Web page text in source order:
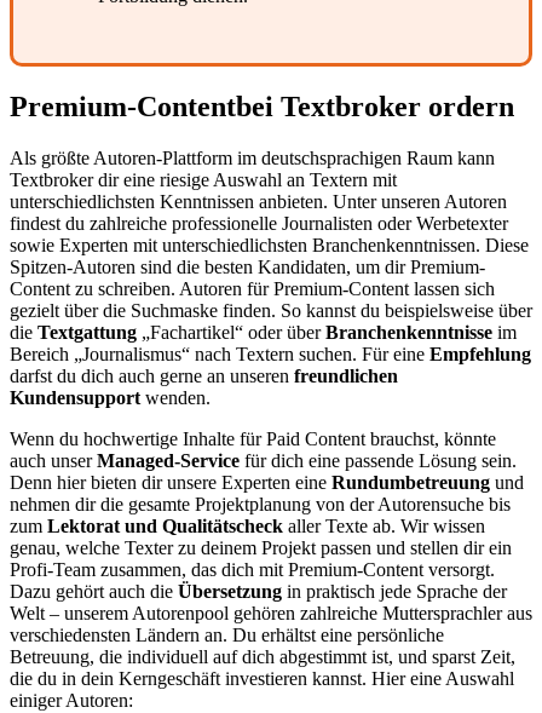
Premium-Contentbei Textbroker ordern
Als größte Autoren-Plattform im deutschsprachigen Raum kann
Textbroker dir eine riesige Auswahl an Textern mit
unterschiedlichsten Kenntnissen anbieten. Unter unseren Autoren
findest du zahlreiche professionelle Journalisten oder Werbetexter
sowie Experten mit unterschiedlichsten Branchenkenntnissen. Diese
Spitzen-Autoren sind die besten Kandidaten, um dir Premium-
Content zu schreiben. Autoren für Premium-Content lassen sich
gezielt über die Suchmaske finden. So kannst du beispielsweise über
die Textgattung „Fachartikel“ oder überBranchenkenntnisse im
Bereich „Journalismus“ nach Textern suchen. Für eine Empfehlung
darfst du dich auch gerne an unseren freundlichen
Kundensupport wenden.
Wenn du hochwertige Inhalte für Paid Content brauchst, könnte
auch unserManaged-Service für dich eine passende Lösung sein.
Denn hier bieten dir unsere Experten eine Rundumbetreuung und
nehmen dir die gesamte Projektplanung von der Autorensuche bis
zum Lektorat und Qualitätscheck aller Texte ab. Wir wissen
genau, welche Texter zu deinem Projekt passen und stellen dir ein
Profi-Team zusammen, das dich mit Premium-Content versorgt.
Dazu gehört auch die Übersetzung in praktisch jede Sprache der
Welt – unserem Autorenpool gehören zahlreiche Muttersprachler aus
verschiedensten Ländern an. Du erhältst eine persönliche
Betreuung, die individuell auf dich abgestimmt ist, und sparst Zeit,
die du in dein Kerngeschäft investieren kannst. Hier eine Auswahl
einiger Autoren: